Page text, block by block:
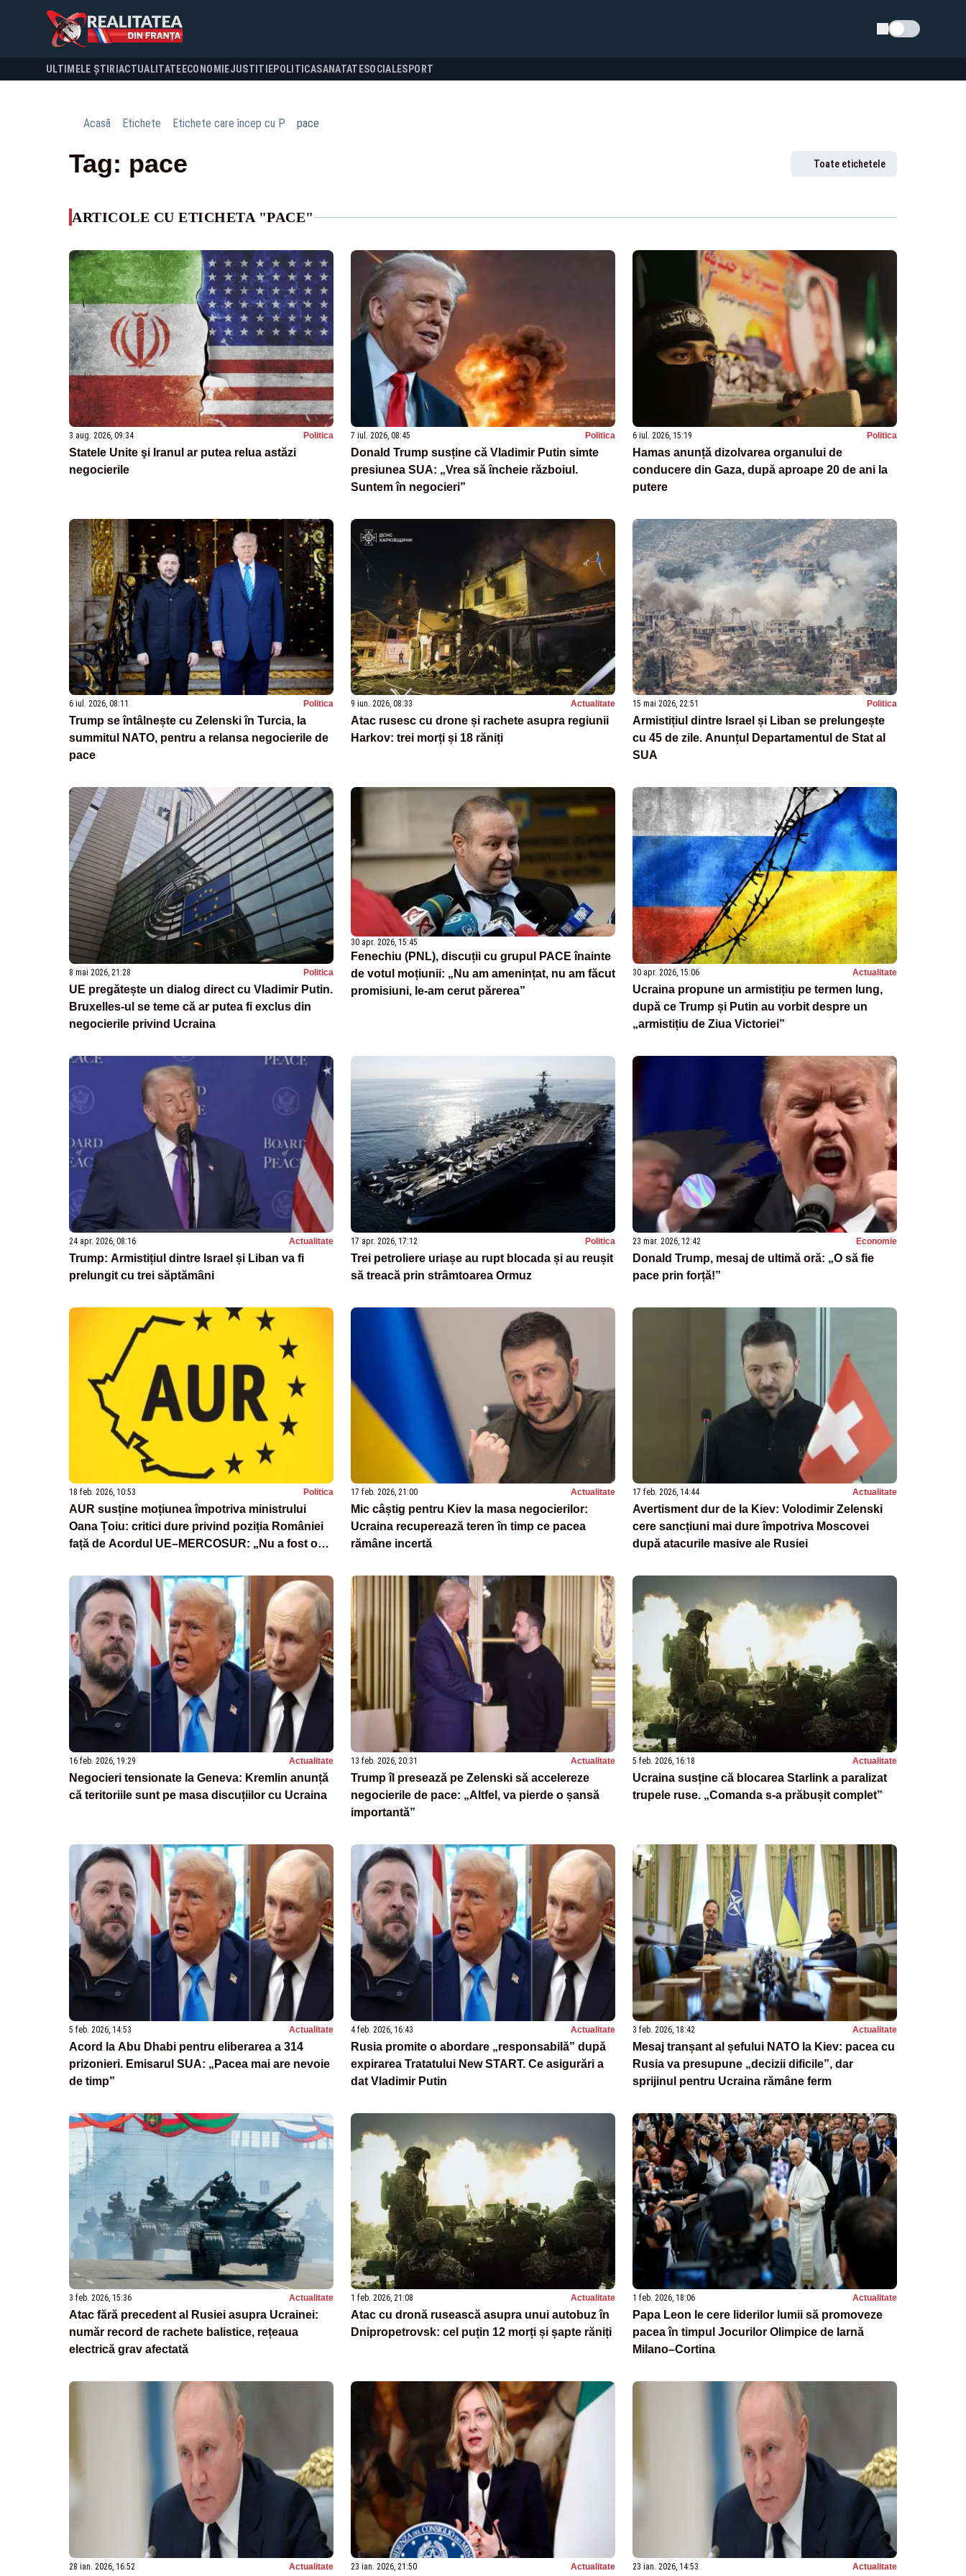
Schimba tema
ULTIMELE ȘTIRI ACTUALITATE ECONOMIEJUSTITIEPOLITICASANATATESOCIALESPORT
Acasă Etichete Etichete care încep cu P pace
Tag: pace Toate etichetele
ARTICOLE CU ETICHETA "PACE"
3 aug. 2026, 09:34 Politica
Statele Unite şi Iranul ar putea relua astăzi
negocierile
7 iul. 2026, 08:45 Politica
Donald Trump susține că Vladimir Putin simte
presiunea SUA: „Vrea să încheie războiul.
Suntem în negocieri”
6 iul. 2026, 15:19 Politica
Hamas anunță dizolvarea organului de
conducere din Gaza, după aproape 20 de ani la
putere
6 iul. 2026, 08:11 Politica
Trump se întâlnește cu Zelenski în Turcia, la
summitul NATO, pentru a relansa negocierile de
pace
9 iun. 2026, 08:33 Actualitate
Atac rusesc cu drone și rachete asupra regiunii
Harkov: trei morți și 18 răniți
15 mai 2026, 22:51 Politica
Armistițiul dintre Israel și Liban se prelungește
cu 45 de zile. Anunțul Departamentul de Stat al
SUA
8 mai 2026, 21:28 Politica
UE pregătește un dialog direct cu Vladimir Putin.
Bruxelles-ul se teme că ar putea fi exclus din
negocierile privind Ucraina
30 apr. 2026, 15:45
Fenechiu (PNL), discuții cu grupul PACE înainte
de votul moțiunii: „Nu am amenințat, nu am făcut
promisiuni, le-am cerut părerea”
30 apr. 2026, 15:06 Actualitate
Ucraina propune un armistițiu pe termen lung,
după ce Trump și Putin au vorbit despre un
„armistițiu de Ziua Victoriei”
24 apr. 2026, 08:16 Actualitate
Trump: Armistițiul dintre Israel și Liban va fi
prelungit cu trei săptămâni
17 apr. 2026, 17:12 Politica
Trei petroliere uriașe au rupt blocada și au reușit
să treacă prin strâmtoarea Ormuz
23 mar. 2026, 12:42 Economie
Donald Trump, mesaj de ultimă oră: „O să fie
pace prin forță!”
18 feb. 2026, 10:53 Politica
AUR susține moțiunea împotriva ministrului
Oana Țoiu: critici dure privind poziția României
față de Acordul UE–MERCOSUR: „Nu a fost o
17 feb. 2026, 21:00 Actualitate
Mic câștig pentru Kiev la masa negocierilor:
Ucraina recuperează teren în timp ce pacea
rămâne incertă
17 feb. 2026, 14:44 Actualitate
Avertisment dur de la Kiev: Volodimir Zelenski
cere sancțiuni mai dure împotriva Moscovei
după atacurile masive ale Rusiei
16 feb. 2026, 19:29 Actualitate
Negocieri tensionate la Geneva: Kremlin anunță
că teritoriile sunt pe masa discuțiilor cu Ucraina
13 feb. 2026, 20:31 Actualitate
Trump îl presează pe Zelenski să accelereze
negocierile de pace: „Altfel, va pierde o șansă
importantă”
5 feb. 2026, 16:18 Actualitate
Ucraina susține că blocarea Starlink a paralizat
trupele ruse. „Comanda s-a prăbușit complet”
5 feb. 2026, 14:53 Actualitate
Acord la Abu Dhabi pentru eliberarea a 314
prizonieri. Emisarul SUA: „Pacea mai are nevoie
de timp”
4 feb. 2026, 16:43 Actualitate
Rusia promite o abordare „responsabilă” după
expirarea Tratatului New START. Ce asigurări a
dat Vladimir Putin
3 feb. 2026, 18:42 Actualitate
Mesaj tranșant al șefului NATO la Kiev: pacea cu
Rusia va presupune „decizii dificile”, dar
sprijinul pentru Ucraina rămâne ferm
3 feb. 2026, 15:36 Actualitate
Atac fără precedent al Rusiei asupra Ucrainei:
număr record de rachete balistice, rețeaua
electrică grav afectată
1 feb. 2026, 21:08 Actualitate
Atac cu dronă rusească asupra unui autobuz în
Dnipropetrovsk: cel puțin 12 morți și șapte răniți
1 feb. 2026, 18:06 Actualitate
Papa Leon le cere liderilor lumii să promoveze
pacea în timpul Jocurilor Olimpice de Iarnă
Milano–Cortina
28 ian. 2026, 16:52 Actualitate 23 ian. 2026, 21:50 Actualitate 23 ian. 2026, 14:53 Actualitate